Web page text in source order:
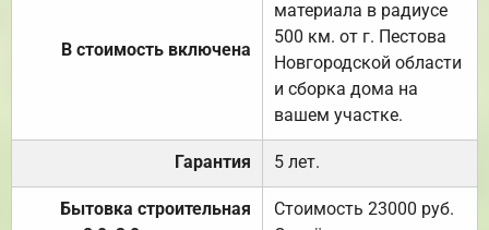
В стоимость включена
материала в радиусе
500 км. от г. Пестова
Новгородской области
и сборка дома на
вашем участке.
Гарантия 5 лет.
Бытовка строительная
Стоимость 23000 руб.